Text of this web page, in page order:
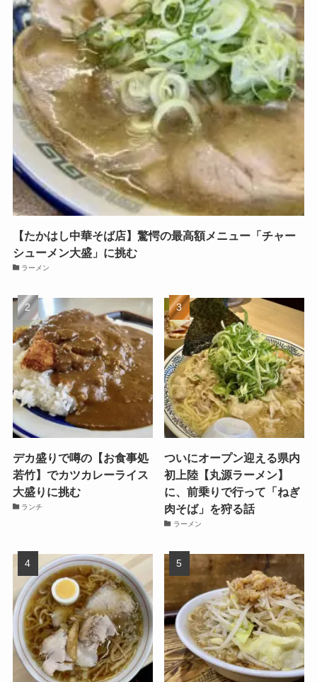
【たかはし中華そば店】驚愕の最高額メニュー「チャー
シューメン大盛」に挑む
ラーメン
デカ盛りで噂の【お食事処
若竹】でカツカレーライス
大盛りに挑む
ランチ
ついにオープン迎える県内
初上陸【丸源ラーメン】
に、前乗りで行って「ねぎ
肉そば」を狩る話
ラーメン